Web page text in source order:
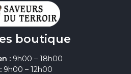
boutique
: 9h00 – 18h00
9h00 – 12h00